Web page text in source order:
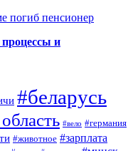
погиб пенсионер
процессы и
#беларусь
#вело #германия
#животное #зарплата